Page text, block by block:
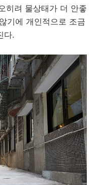
히려 물상태가 더 안좋
기에 개인적으로 조금
다.